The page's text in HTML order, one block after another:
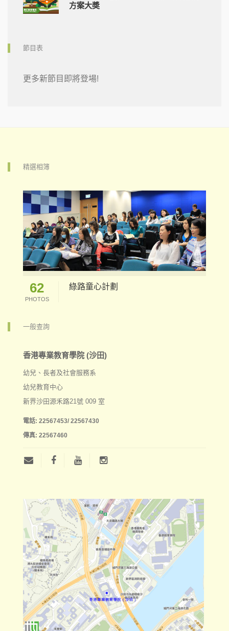
方案大奬
節目表
更多新節目即將登場!
精選相簿
62
PHOTOS
綠路童心計劃
一般查詢
香港專業教育學院 (沙田)
幼兒、長者及社會服務系
幼兒教育中心
新界沙田源禾路21號 009 室
電話: 22567453/ 22567430
傳真: 22567460